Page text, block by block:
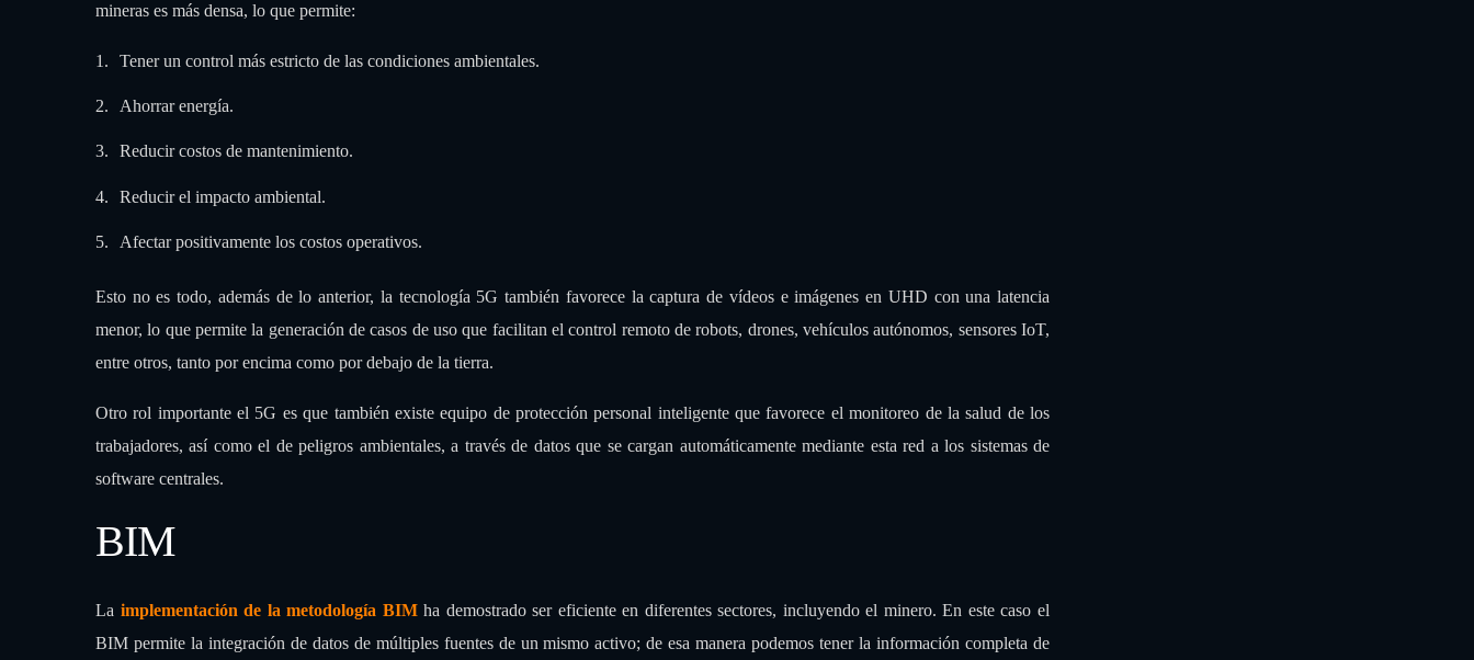
mineras es más densa, lo que permite:
Tener un control más estricto de las condiciones ambientales.
Ahorrar energía.
Reducir costos de mantenimiento.
Reducir el impacto ambiental.
Afectar positivamente los costos operativos.
Esto no es todo, además de lo anterior, la tecnología 5G también favorece la captura de vídeos e imágenes en UHD con una latencia
menor, lo que permite la generación de casos de uso que facilitan el control remoto de robots, drones, vehículos autónomos, sensores IoT,
entre otros, tanto por encima como por debajo de la tierra.
Otro rol importante el 5G es que también existe equipo de protección personal inteligente que favorece el monitoreo de la salud de los
trabajadores, así como el de peligros ambientales, a través de datos que se cargan automáticamente mediante esta red a los sistemas de
software centrales.
BIM
La implementación de la metodología BIMha demostrado ser eficiente en diferentes sectores, incluyendo el minero. En este caso el
BIM permite la integración de datos de múltiples fuentes de un mismo activo; de esa manera podemos tener la información completa de